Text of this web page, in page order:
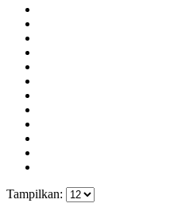
Tampilkan: